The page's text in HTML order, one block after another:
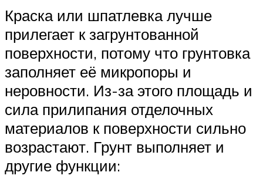
Краска или шпатлевка лучше
прилегает к загрунтованной
поверхности, потому что грунтовка
заполняет её микропоры и
неровности. Из-за этого площадь и
сила прилипания отделочных
материалов к поверхности сильно
возрастают. Грунт выполняет и
другие функции: